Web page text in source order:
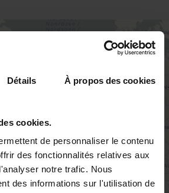
Détails À propos des cookies
cookies.
de personnaliser le contenu
des fonctionnalités relatives aux
notre trafic. Nous
des informations sur l'utilisation de
2
6
5
2
2
3